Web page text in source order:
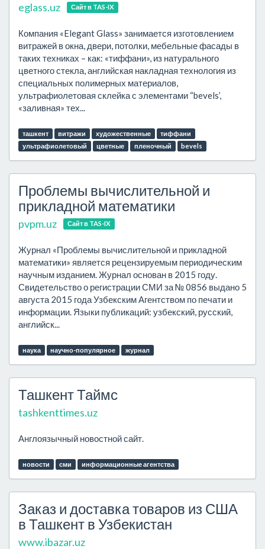
eglass.uz Сайт в TAS-IX
Компания «Elegant Glass» занимается изготовлением
витражей в окна, двери, потолки, мебельные фасады в
таких техниках – как: «тиффани», из натурального
цветного стекла, английская накладная технология из
специальных полимерных материалов,
ультрафиолетовая склейка с элементами “bevels’,
«заливная» тех...
ташкент витражи художественные
тиффани
ультрафиолетовый
цветные пленочный bevels
Проблемы вычислительной и
прикладной математики
pvpm.uz Сайт в TAS-IX
Журнал «Проблемы вычислительной и прикладной
математики» является рецензируемым периодическим
научным изданием. Журнал основан в 2015 году.
Свидетельство о регистрации СМИ за № 0856 выдано 5
августа 2015 года Узбекским Агентством по печати и
информации. Языки публикаций: узбекский, русский,
английск...
наука научно-популярное журнал
Ташкент Таймс
tashkenttimes.uz
Англоязычный новостной сайт.
новости сми информационные агентства
Заказ и доставка товаров из США
в Ташкент в Узбекистан
www.ibazar.uz